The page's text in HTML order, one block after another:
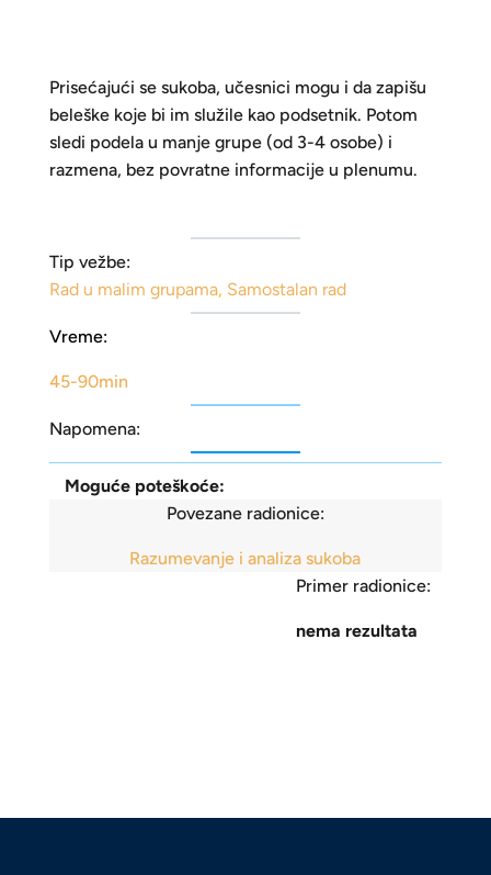
Prisećajući se sukoba, učesnici mogu i da zapišu
beleške koje bi im služile kao podsetnik. Potom
sledi podela u manje grupe (od 3-4 osobe) i
razmena, bez povratne informacije u plenumu.
Tip vežbe:
Rad u malim grupama, Samostalan rad
Vreme:
45-90min
Napomena:
Moguće poteškoće:
Povezane radionice:
Razumevanje i analiza sukoba
Primer radionice:
nema rezultata